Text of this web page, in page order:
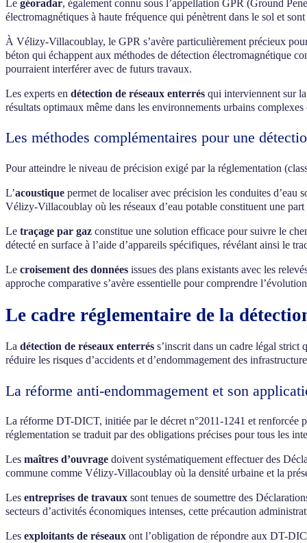
Le géoradar, également connu sous l’appellation GPR (Ground
électromagnétiques à haute fréquence qui pénètrent dans le sol et
À Vélizy-Villacoublay, le GPR s’avère particulièrement précieux
béton qui échappent aux méthodes de détection électromagnétique
pourraient interférer avec de futurs travaux.
Les experts en détection de réseaux enterrés qui interviennent sur
résultats optimaux même dans les environnements urbains
Les méthodes complémentaires pour une
Pour atteindre le niveau de précision exigé par la réglementation
L’acoustique permet de localiser avec précision les conduites d’eau
Vélizy-Villacoublay où les réseaux d’eau potable constituent une
Le traçage par gaz constitue une solution efficace pour suivre le
détecté en surface à l’aide d’appareils spécifiques, révélant ainsi le
Le croisement des données issues des plans existants avec les
approche comparative s’avère essentielle pour comprendre
Le cadre réglementaire de la
La détection de réseaux enterrés s’inscrit dans un cadre légal
réduire les risques d’accidents et d’endommagement des
La réforme anti-endommagement et son
La réforme DT-DICT, initiée par le décret n°2011-1241 et renforcée
réglementation se traduit par des obligations précises pour tous les
Les maîtres d’ouvrage doivent systématiquement effectuer des
commune comme Vélizy-Villacoublay où la densité urbaine et la
Les entreprises de travaux sont tenues de soumettre des
secteurs d’activités économiques intenses, cette précaution
Les exploitants de réseaux ont l’obligation de répondre aux DT-